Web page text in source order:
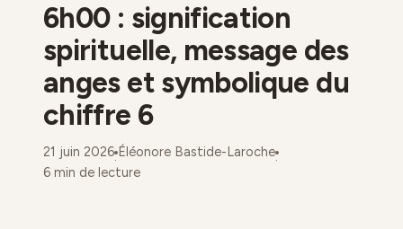
Maison
Mode
Déco
6h00 : signification
spirituelle, message des
anges et symbolique du
chiffre 6
21 juin 2026
·
Éléonore Bastide-Laroche
·
6 min de lecture